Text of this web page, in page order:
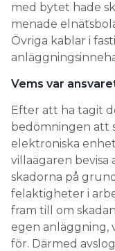
med bytet hade
menade
Övriga kablar i
Vems var
Efter att ha tagit
bedömningen att
elektroniska
villaägaren
skadorna på
felaktigheter i
fram till om
egen anläggning,
för. Därmed